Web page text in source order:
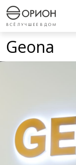
Geona